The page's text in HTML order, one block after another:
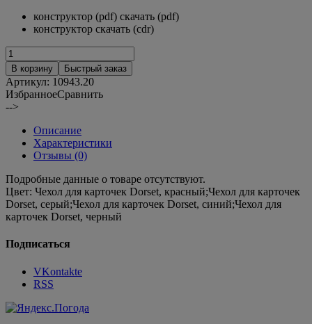
конструктор (pdf) скачать (pdf)
конструктор скачать (cdr)
В корзину Быстрый заказ
Артикул: 10943.20
ИзбранноеСравнить
-->
Описание
Характеристики
Отзывы (0)
Подробные данные о товаре отсутствуют.
Цвет: Чехол для карточек Dorset, красный;Чехол для карточек
Dorset, серый;Чехол для карточек Dorset, синий;Чехол для
карточек Dorset, черный
Подписаться
VKontakte
RSS